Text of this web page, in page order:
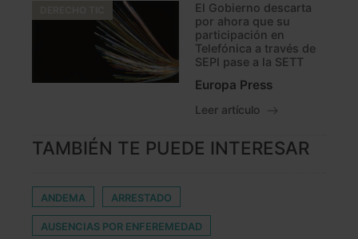
El Gobierno descarta
por ahora que su
participación en
Telefónica a través de
SEPI pase a la SETT
Europa Press
Leer artículo
TAMBIÉN TE PUEDE INTERESAR
ANDEMA ARRESTADO
AUSENCIAS POR ENFEREMEDAD